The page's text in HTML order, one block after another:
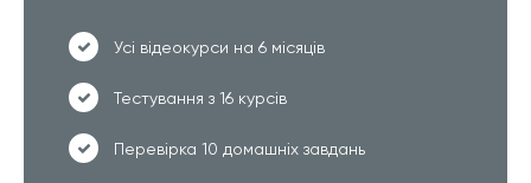
Усі відеокурси на 6 місяців
Тестування з 16 курсів
Перевірка 10 домашніх завдань